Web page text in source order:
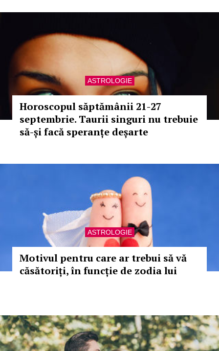
ASTROLOGIE
Horoscopul săptămânii 21-27
septembrie. Taurii singuri nu trebuie
să-și facă speranțe deșarte
ASTROLOGIE
Motivul pentru care ar trebui să vă
căsătoriți, în funcție de zodia lui